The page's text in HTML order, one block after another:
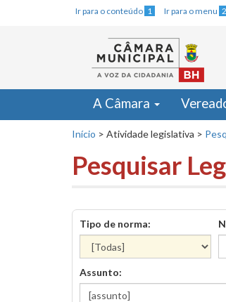
Ir para o conteúdo 1 Ir para o menu 2
A Câmara
Início > Atividade legislativa >
Pesquisar
Tipo de norma:
Assunto: